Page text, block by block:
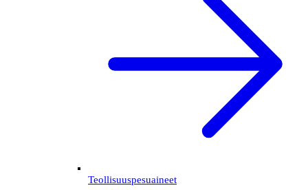
Teollisuuspesuaineet